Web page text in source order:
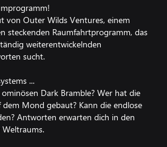
von Outer Wilds Ventures, einem
steckenden Raumfahrtprogramm, das
weiterentwickelnden
sucht.
...
Dark Bramble? Wer hat die
Mond gebaut? Kann die endlose
Antworten erwarten dich in den